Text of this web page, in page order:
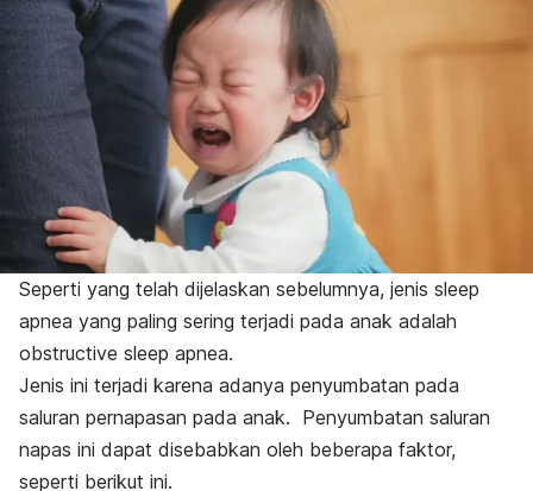
Seperti yang telah dijelaskan sebelumnya, jenis sleep
apnea yang paling sering terjadi pada anak adalah
obstructive sleep apnea.
Jenis ini terjadi karena adanya penyumbatan pada
saluran pernapasan pada anak. Penyumbatan saluran
napas ini dapat disebabkan oleh beberapa faktor,
seperti berikut ini.